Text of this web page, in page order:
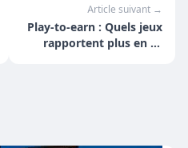
Article suivant →
Play-to-earn : Quels jeux
rapportent plus en ce